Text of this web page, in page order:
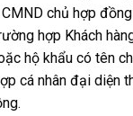
chủ hợp
hợp Khách
hộ khẩu có tên
cá nhân đại diện